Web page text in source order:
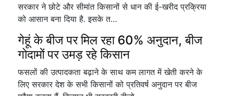
सरकार ने छोटे और सीमांत किसानों से धान की ई-खरीद प्रक्रिया
को आसान बना दिया है. इसके त…
गेहूं के बीज पर मिल रहा 60% अनुदान, बीज
गोदामों पर उमड़ रहे किसान
फसलों की उत्पादकता बढ़ाने के साथ कम लागत में खेती करने के
लिए सरकार देश के सभी किसानों को प्रतिवर्ष अनुदान पर बीज